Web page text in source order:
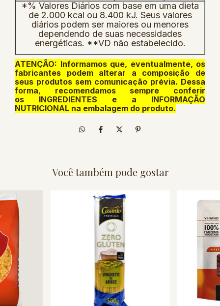
*% Valores Diários com base em uma dieta
de 2.000 kcal ou 8.400 kJ. Seus valores
diários podem ser maiores ou menores
dependendo de suas necessidades
energéticas. **VD não estabelecido.
ATENÇÃO: Informamos que, eventualmente, os
fabricantes podem alterar a composição de
seus produtos sem comunicação prévia. Dessa
forma, recomendamos sempre conferir
os INGREDIENTES e a INFORMAÇÃO
NUTRICIONAL na embalagem do produto.
Você também pode gostar